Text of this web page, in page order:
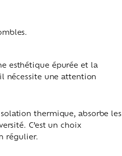
esthétique épurée et la
nécessite une attention
thermique, absorbe les
C’est un choix
régulier.